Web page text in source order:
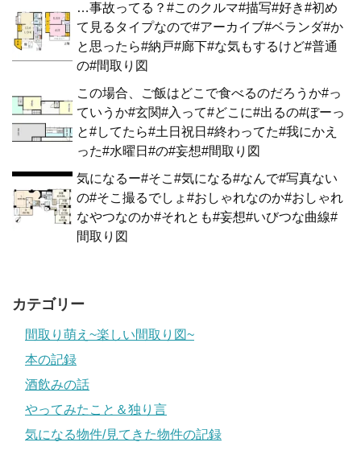
…事故ってる？#このクルマ#描写#好き#初め
て見るタイプなので#アーカイブ#ベランダ#か
と思ったら#納戸#廊下#な気もするけど#普通
の#間取り図
この場合、ご飯はどこで食べるのだろうか#っ
ていうか#玄関#入って#どこに#出るの#ぼーっ
と#してたら#土日祝日#終わってた#我にかえ
った#水曜日#の#妄想#間取り図
気になるー#そこ#気になる#なんで#写真ない
の#そこ撮るでしょ#おしゃれなのか#おしゃれ
なやつなのか#それとも#妄想#いびつな曲線#
間取り図
カテゴリー
間取り萌え~楽しい間取り図~
本の記録
酒飲みの話
やってみたこと＆独り言
気になる物件/見てきた物件の記録